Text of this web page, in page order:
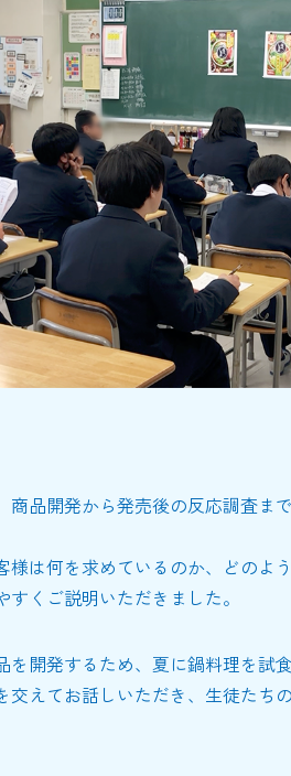
商品開発から発売後の反応調査ま
様は何を求めているのか、どのよ
くご説明いただきました。
を開発するため、夏に鍋料理を試
えてお話しいただき、生徒たち